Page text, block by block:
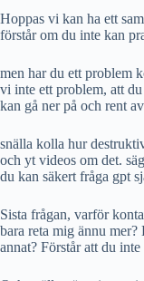
Hoppas vi kan ha ett
förstår om du inte kan
men har du ett problem
vi inte ett problem, att
kan gå ner på och rent
snälla kolla hur
och yt videos om det.
du kan säkert fråga gpt
Sista frågan, varför
bara reta mig ännu
annat? Förstår att du